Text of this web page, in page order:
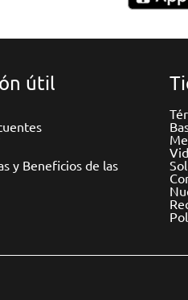
útil
y Beneficios de las